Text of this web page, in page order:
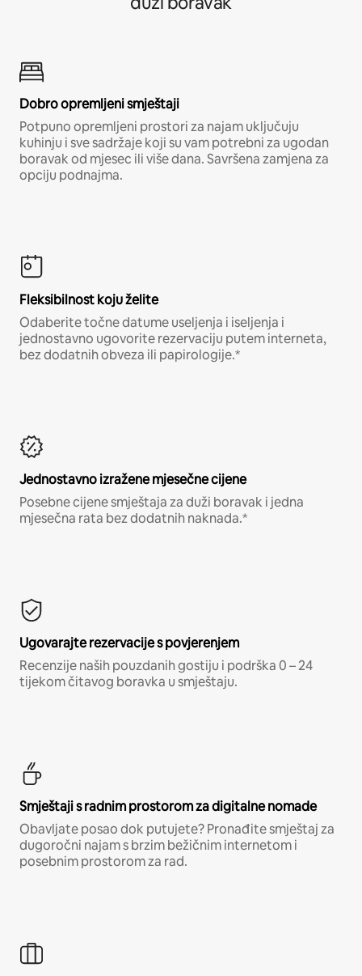
Dobro opremljeni smještaji
Potpuno opremljeni prostori za najam uključuju
kuhinju i sve sadržaje koji su vam potrebni za ugodan
boravak od mjesec ili više dana. Savršena zamjena za
opciju podnajma.
Fleksibilnost koju želite
Odaberite točne datume useljenja i iseljenja i
jednostavno ugovorite rezervaciju putem interneta,
bez dodatnih obveza ili papirologije.*
Jednostavno izražene mjesečne cijene
Posebne cijene smještaja za duži boravak i jedna
mjesečna rata bez dodatnih naknada.*
Ugovarajte rezervacije s povjerenjem
Recenzije naših pouzdanih gostiju i podrška 0 – 24
tijekom čitavog boravka u smještaju.
Smještaji s radnim prostorom za digitalne nomade
Obavljate posao dok putujete? Pronađite smještaj za
dugoročni najam s brzim bežičnim internetom i
posebnim prostorom za rad.